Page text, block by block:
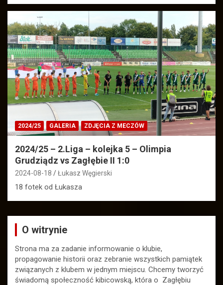
2024/25 GALERIA ZDJĘCIA Z MECZÓW
2024/25 – 2.Liga – kolejka 5 – Olimpia
Grudziądz vs Zagłębie II 1:0
2024-08-18 Łukasz Węgierski
18 fotek od Łukasza
O witrynie
Strona ma za zadanie informowanie o klubie,
propagowanie historii oraz zebranie wszystkich pamiątek
związanych z klubem w jednym miejscu. Chcemy tworzyć
świadomą społeczność kibicowską, która o Zagłębiu